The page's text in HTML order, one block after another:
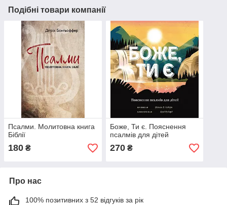
Подібні товари компанії
Псалми. Молитовна книга
Біблії
180 ₴
Боже, Ти є. Пояснення
псалмів для дітей
270₴
Про нас
100% позитивних з 52 відгуків за рік